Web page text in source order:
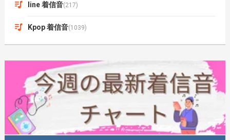
line 着信音(217)
Kpop 着信音(1039)